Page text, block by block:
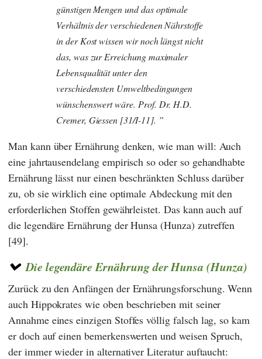
günstigen Mengen und das optimale
Verhältnis der verschiedenen Nährstoffe
in der Kost wissen wir noch längst nicht
das, was zur Erreichung maximaler
Lebensqualität unter den
verschiedensten Umweltbedingungen
wünschenswert wäre. Prof. Dr. H.D.
Cremer, Giessen [31/I-11].
Man kann über Ernährung denken, wie man will: Auch
eine jahrtausendelang empirisch so oder so gehandhabte
Ernährung lässt nur einen beschränkten Schluss darüber
zu, ob sie wirklich eine optimale Abdeckung mit den
erforderlichen Stoffen gewährleistet. Das kann auch auf
die legendäre Ernährung der Hunsa (Hunza) zutreffen
[49].
Die legendäre Ernährung der Hunsa (Hunza)
Zurück zu den Anfängen der Ernährungsforschung. Wenn
auch Hippokrates wie oben beschrieben mit seiner
Annahme eines einzigen Stoffes völlig falsch lag, so kam
er doch auf einen bemerkenswerten und weisen Spruch,
der immer wieder in alternativer Literatur auftaucht: